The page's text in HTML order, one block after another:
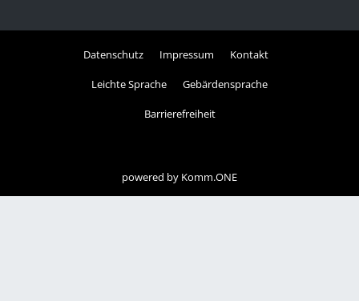
Datenschutz Impressum Kontakt
Leichte Sprache Gebärdensprache
Barrierefreiheit
powered by Komm.ONE